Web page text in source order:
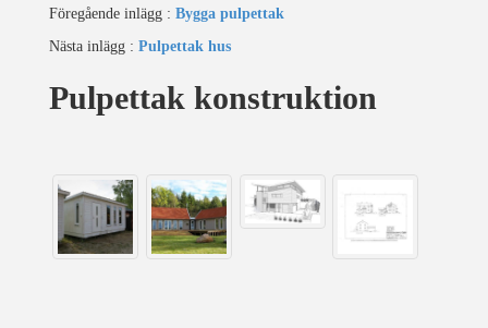
Föregående inlägg : Bygga pulpettak
Nästa inlägg : Pulpettak hus
Pulpettak konstruktion